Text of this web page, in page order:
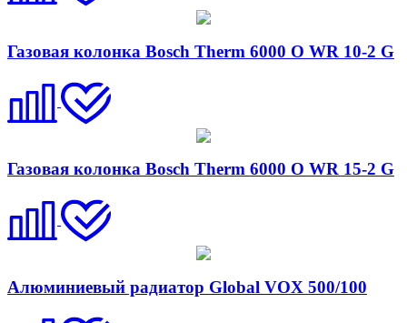
Газовая колонка Bosch Therm 6000 O WR 10-2 G
Газовая колонка Bosch Therm 6000 O WR 15-2 G
Алюминиевый радиатор Global VOX 500/100